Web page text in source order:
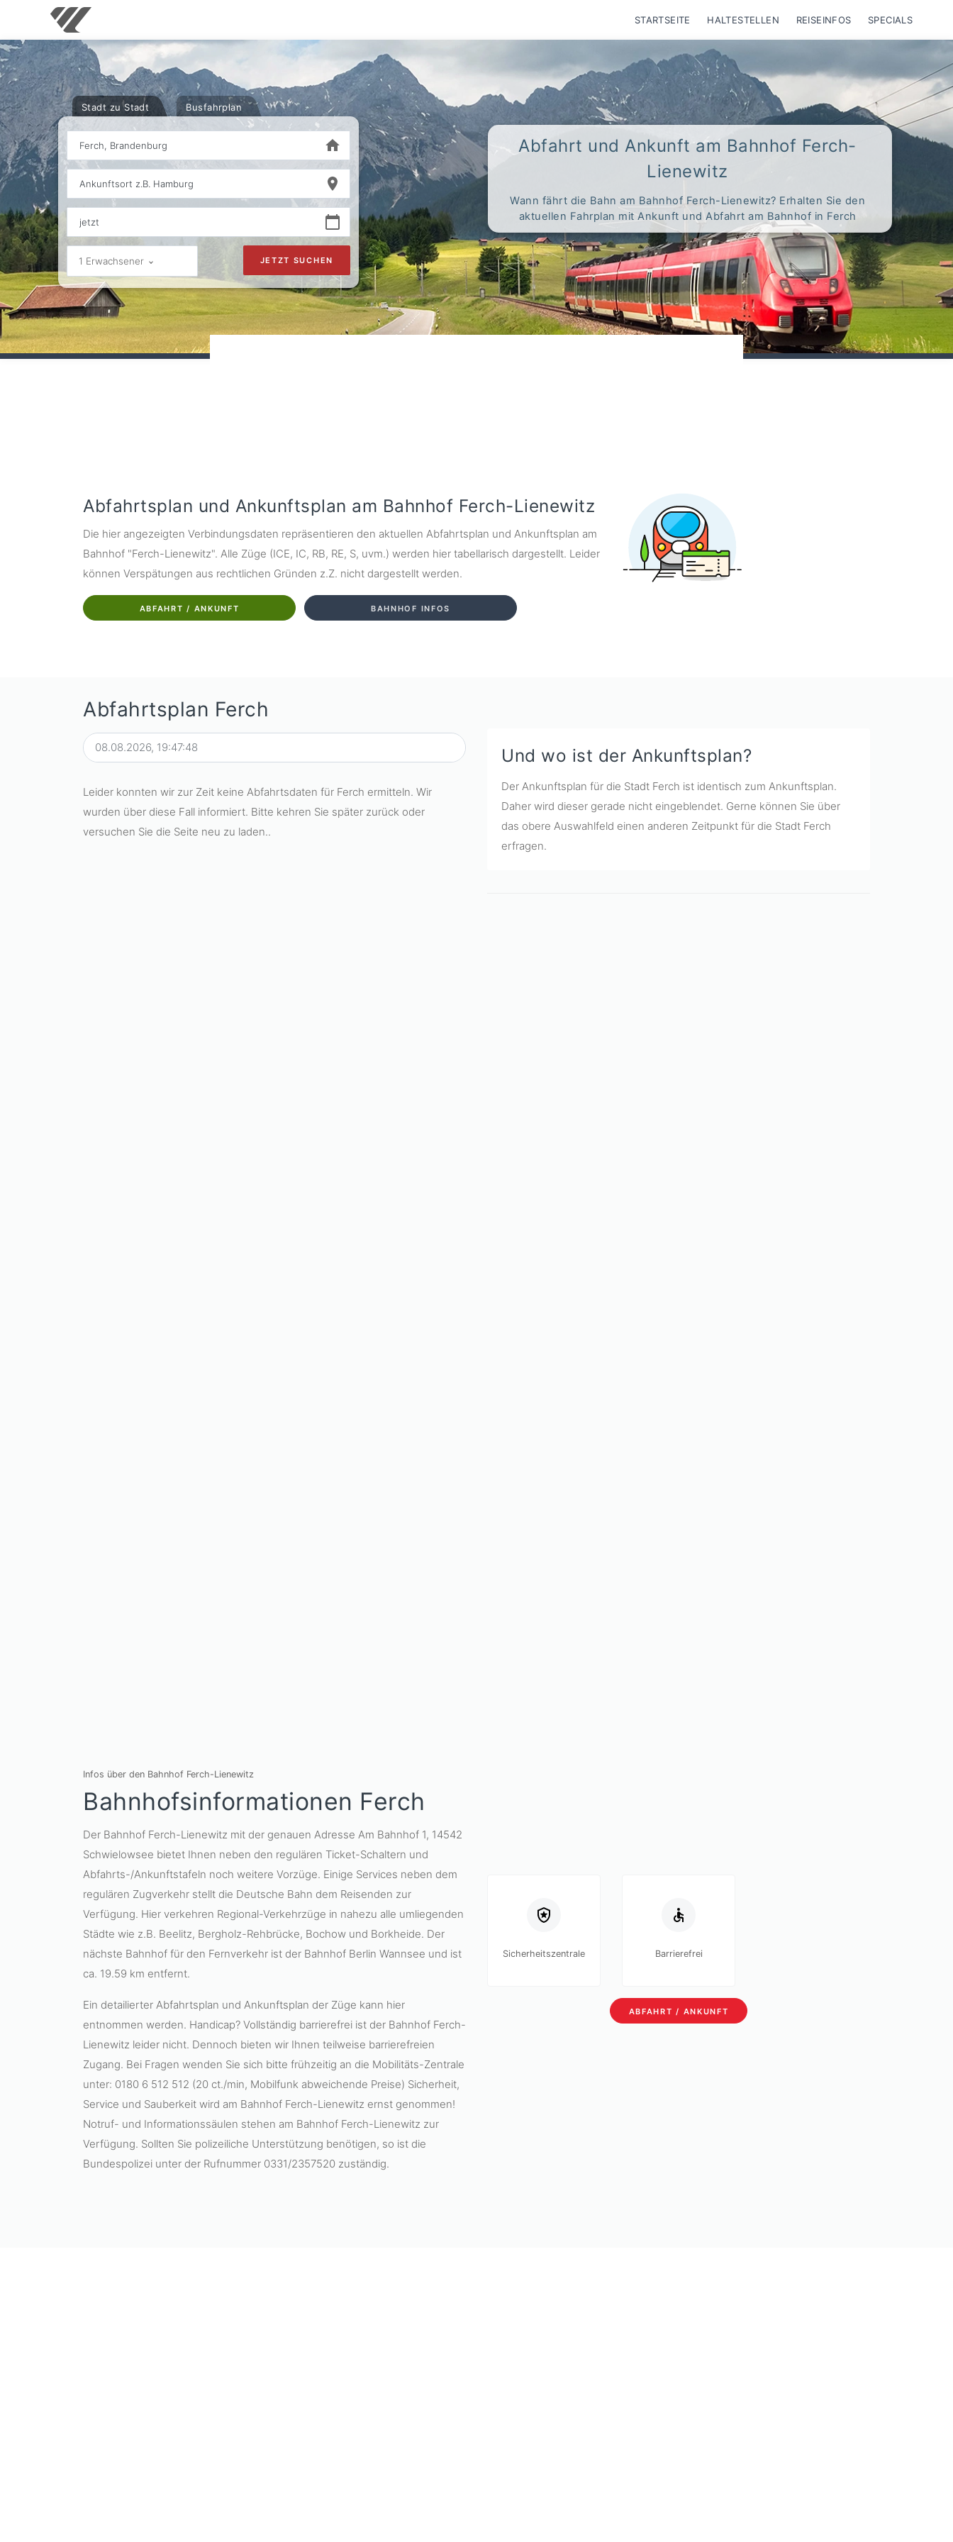
STARTSEITE HALTESTELLEN REISEINFOS SPECIALS
Abfahrt und Ankunft am Bahnhof Ferch-
Lienewitz
Wann fährt die Bahn am Bahnhof Ferch-Lienewitz? Erhalten Sie den
aktuellen Fahrplan mit Ankunft und Abfahrt am Bahnhof in Ferch
Stadt zu Stadt Busfahrplan
Ferch, Brandenburg
Ankunftsort z.B. Hamburg
1 Erwachsener JETZT SUCHEN
Abfahrtsplan und Ankunftsplan am Bahnhof Ferch-Lienewitz
Die hier angezeigten Verbindungsdaten repräsentieren den aktuellen Abfahrtsplan und Ankunftsplan am
Bahnhof "Ferch-Lienewitz". Alle Züge (ICE, IC, RB, RE, S, uvm.) werden hier tabellarisch dargestellt. Leider
können Verspätungen aus rechtlichen Gründen z.Z. nicht dargestellt werden.
ABFAHRT / ANKUNFT BAHNHOF INFOS
Abfahrtsplan Ferch
Leider konnten wir zur Zeit keine Abfahrtsdaten für Ferch ermitteln. Wir
wurden über diese Fall informiert. Bitte kehren Sie später zurück oder
versuchen Sie die Seite neu zu laden..
Und wo ist der Ankunftsplan?
Der Ankunftsplan für die Stadt Ferch ist identisch zum Ankunftsplan.
Daher wird dieser gerade nicht eingeblendet. Gerne können Sie über
das obere Auswahlfeld einen anderen Zeitpunkt für die Stadt Ferch
erfragen.
Infos über den Bahnhof Ferch-Lienewitz
Bahnhofsinformationen Ferch
Der Bahnhof Ferch-Lienewitz mit der genauen Adresse Am Bahnhof 1, 14542
Schwielowsee bietet Ihnen neben den regulären Ticket-Schaltern und
Abfahrts-/Ankunftstafeln noch weitere Vorzüge. Einige Services neben dem
regulären Zugverkehr stellt die Deutsche Bahn dem Reisenden zur
Verfügung. Hier verkehren Regional-Verkehrzüge in nahezu alle umliegenden
Städte wie z.B. Beelitz, Bergholz-Rehbrücke, Bochow und Borkheide. Der
nächste Bahnhof für den Fernverkehr ist der Bahnhof Berlin Wannsee und ist
ca. 19.59 km entfernt.
Ein detailierter Abfahrtsplan und Ankunftsplan der Züge kann hier
entnommen werden. Handicap? Vollständig barrierefrei ist der Bahnhof Ferch-
Lienewitz leider nicht. Dennoch bieten wir Ihnen teilweise barrierefreien
Zugang. Bei Fragen wenden Sie sich bitte frühzeitig an die Mobilitäts-Zentrale
unter: 0180 6 512 512 (20 ct./min, Mobilfunk abweichende Preise) Sicherheit,
Service und Sauberkeit wird am Bahnhof Ferch-Lienewitz ernst genommen!
Notruf- und Informationssäulen stehen am Bahnhof Ferch-Lienewitz zur
Verfügung. Sollten Sie polizeiliche Unterstützung benötigen, so ist die
Bundespolizei unter der Rufnummer 0331/2357520 zuständig.
Sicherheitszentrale Barrierefrei
ABFAHRT / ANKUNFT